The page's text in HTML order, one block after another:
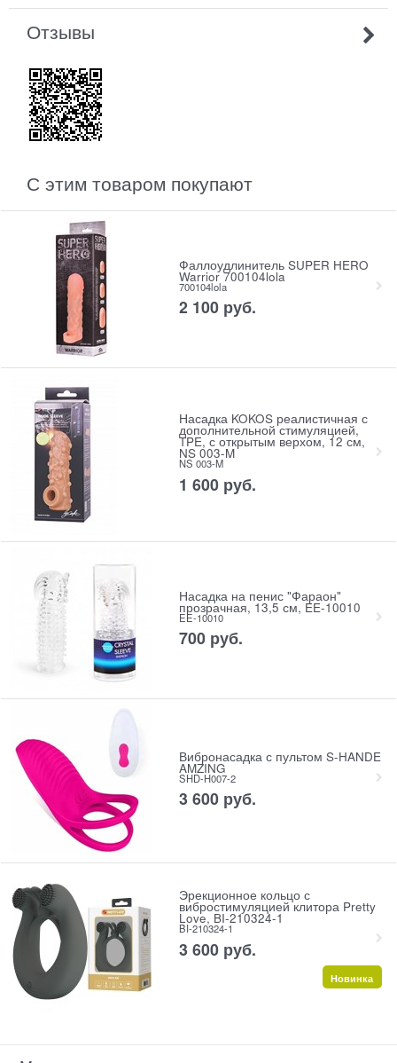
Отзывы
С этим товаром покупают
Фаллоудлинитель SUPER HERO
Warrior 700104lola
700104lola
2 100 руб.
Насадка KOKOS реалистичная с
дополнительной стимуляцией,
TPE, с открытым верхом, 12 см,
NS 003-M
NS 003-M
1 600 руб.
Насадка на пенис "Фараон"
прозрачная, 13,5 см, EE-10010
EE-10010
700 руб.
Вибронасадка с пультом S-HANDE
AMZING
SHD-H007-2
3 600 руб.
Эрекционное кольцо с
вибростимуляцией клитора Pretty
Love, BI-210324-1
BI-210324-1
3 600 руб.
Новинка